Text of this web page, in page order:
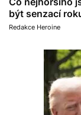
být senzací
Redakce Heroine